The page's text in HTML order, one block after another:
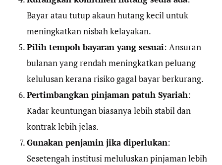
Bayar atau tutup akaun hutang kecil untuk
meningkatkan nisbah kelayakan.
Pilih tempoh bayaran yang sesuai: Ansuran
bulanan yang rendah meningkatkan peluang
kelulusan kerana risiko gagal bayar berkurang.
Pertimbangkan pinjaman patuh Syariah:
Kadar keuntungan biasanya lebih stabil dan
kontrak lebih jelas.
Gunakan penjamin jika diperlukan:
Sesetengah institusi meluluskan pinjaman lebih